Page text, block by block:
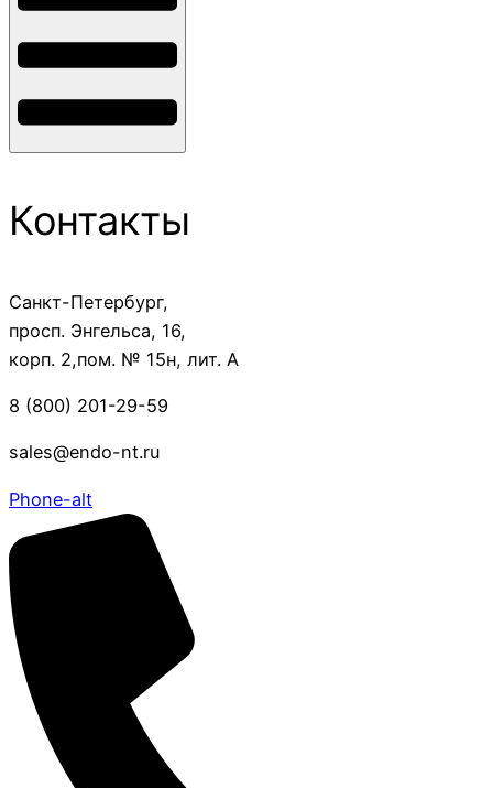
Контакты
Санкт-Петербург,
просп. Энгельса, 16,
корп. 2,пом. № 15н, лит. А
8 (800) 201-29-59
sales@endo-nt.ru
Phone-alt